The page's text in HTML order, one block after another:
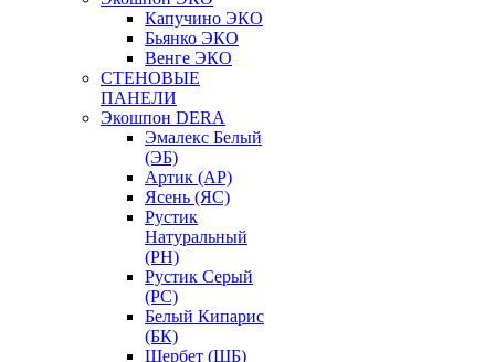
Капучино ЭКО
Бьянко ЭКО
Венге ЭКО
СТЕНОВЫЕ
ПАНЕЛИ
Экошпон DERA
Эмалекс Белый
(ЭБ)
Артик (АР)
Ясень (ЯС)
Рустик
Натуральный
(РН)
Рустик Серый
(РС)
Белый Кипарис
(БК)
Щербет (ЩБ)